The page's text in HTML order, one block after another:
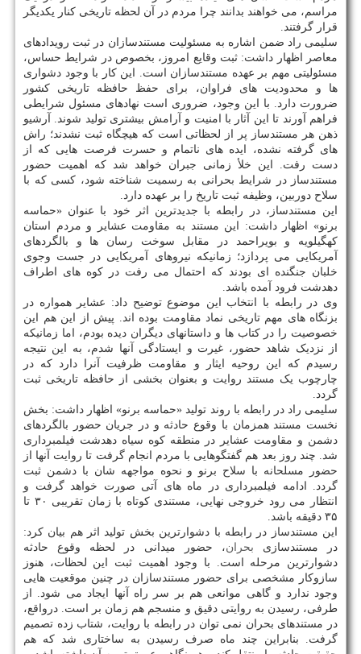
مراسم، می خواهند بدانند چرا مردم در آن لحظه تاریخی کنار یکدیگر
قرار گرفتند.
سلیمی راد ضمن اشاره به مسئولیت مستندسازان در ثبت رویدادهای
معاصر اظهار داشت: ثبت وقایع امروز، بخصوص در شرایط حساس،
مسئولیتی مهم بر عهده مستندسازان است. این کار با وجود دشواری
ها و محدودیت های فراوان، برای حفظ حافظه تاریخی کشور
ضرورت دارد. با این وجود، ضروری است نهادهای مسئول شرایطی
فراهم آورند تا این آثار با امنیت و آرامش بیشتری تولید شوند. آرشیو
ذهن هر مستندساز پر از لحظاتی است که هیچگاه ثبت نشدند؛ راش
های گرفته نشده، ایده های ناتمام و حسرت فرصت هایی که از
دست رفت. این خلأ زمانی جبران خواهد شد که اهمیت حضور
مستندساز در شرایط بحرانی به رسمیت شناخته شود، کسی که با
سلاح دوربین، وظیفه ثبت تاریخ را بر عهده دارد.
این مستندساز، در رابطه با جدیدترین اثر خود با عنوان «حماسه
برنو» اظهار داشت: این مستند به مقاومت عشایر و مردم استان
کهگیلویه و بویراحمد در مقابل سوخت رسان ها و بالگردهای
آمریکایی می پردازد؛ زمانیکه نیروهای آمریکایی در جست وجوی
خلبان جنگنده ای بودند که احتمال می رفت در کوه های اطراف
دهدشت فرود آمده باشد.
وی در رابطه با انتخاب این موضوع توضیح داد: عشایر همواره در
بزنگاه های مهم تاریخی نماد مقاومت بوده اند. پیش از این هم این
خصوصیت را در کتاب ها و داستانهای دیگران دیده بودم، اما زمانیکه
از نزدیک شاهد حضور، غیرت و ایستادگی آنها شدم، به این نتیجه
رسیدم که این روحیه ایثار و مقاومت ظرفیت آنرا دارد که در
چارچوب یک مستند روایت و بعنوان بخشی از حافظه تاریخی ثبت
گردد.
سلیمی راد در رابطه با روند تولید «حماسه برنو» اظهار داشت: بخش
نخست مستند همزمان با وقوع حادثه و در جریان حضور بالگردهای
دشمن و مقاومت عشایر در منطقه کوه سیاه دهدشت فیلمبرداری
شد. چند روز بعد هم گفتگوهایی با مردم انجام گرفت تا روایت آنها از
حضور مسلحانه با سلاح برنو و نحوه مواجهه شان با دشمن ثبت
گردد. ادامه فیلمبرداری در ماه های آتی صورت خواهد گرفت و
انتظار می رود خروجی نهایی، مستندی کوتاه با زمان تقریبی ۳۰ تا
۳۵ دقیقه باشد.
این مستندساز در رابطه با دشوارترین بخش تولید اثر هم بیان کرد:
در مستندسازی بحران، حضور میدانی در لحظه وقوع حادثه
دشوارترین مرحله است. با وجود اهمیت ثبت این لحظات، هنوز
سازوکار مشخصی برای حضور مستندسازان در چنین موقعیت هایی
وجود ندارد و گاهی موانعی هم بر سر راه آنها ایجاد می شود. از
طرفی، رسیدن به روایتی دقیق و منسجم هم زمان بر است. درواقع،
در مستندهای بحران نمی توان در رابطه با روایت، شتاب زده تصمیم
گرفت. بنابراین چند ماه صرف رسیدن به ساختاری شد که هم